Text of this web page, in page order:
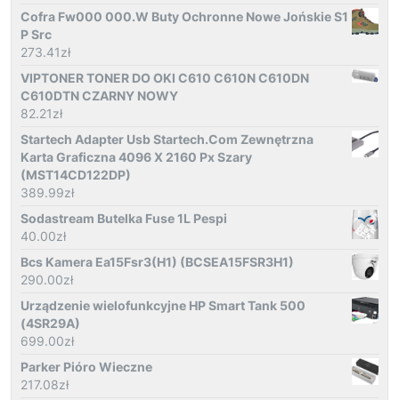
Cofra Fw000 000.W Buty Ochronne Nowe Jońskie S1
P Src
273.41zł
VIPTONER TONER DO OKI C610 C610N C610DN
C610DTN CZARNY NOWY
82.21zł
Startech Adapter Usb Startech.Com Zewnętrzna
Karta Graficzna 4096 X 2160 Px Szary
(MST14CD122DP)
389.99zł
Sodastream Butelka Fuse 1L Pespi
40.00zł
Bcs Kamera Ea15Fsr3(H1) (BCSEA15FSR3H1)
290.00zł
Urządzenie wielofunkcyjne HP Smart Tank 500
(4SR29A)
699.00zł
Parker Pióro Wieczne
217.08zł